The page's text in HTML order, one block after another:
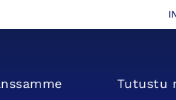
Tutustu